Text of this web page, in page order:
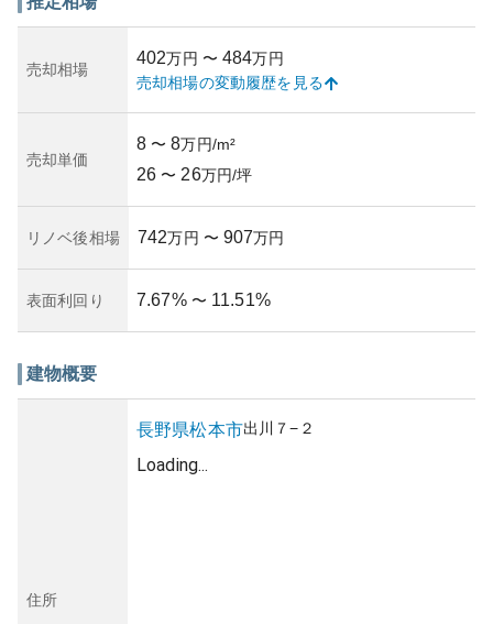
売却相場
402万円 〜 484万円
売却相場の変動履歴を見る
売却単価
8 〜 8万円/m²
26 〜 26万円/坪
リノベ後相場 742万円 〜 907万円
表面利回り 7.67% 〜 11.51%
建物概要
住所
長野県松本市出川 ７−２
Loading...